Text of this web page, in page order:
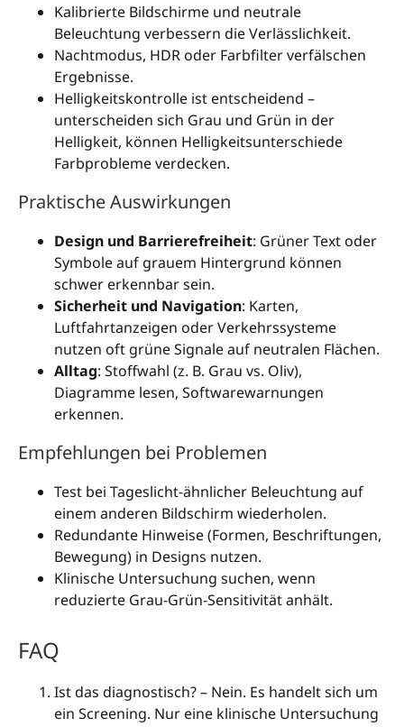
Kalibrierte Bildschirme und neutrale
Beleuchtung verbessern die Verlässlichkeit.
Nachtmodus, HDR oder Farbfilter verfälschen
Ergebnisse.
Helligkeitskontrolle ist entscheidend –
unterscheiden sich Grau und Grün in der
Helligkeit, können Helligkeitsunterschiede
Farbprobleme verdecken.
Praktische Auswirkungen
Design und Barrierefreiheit: Grüner Text oder
Symbole auf grauem Hintergrund können
schwer erkennbar sein.
Sicherheit und Navigation: Karten,
Luftfahrtanzeigen oder Verkehrssysteme
nutzen oft grüne Signale auf neutralen Flächen.
Alltag: Stoffwahl (z. B. Grau vs. Oliv),
Diagramme lesen, Softwarewarnungen
erkennen.
Empfehlungen bei Problemen
Test bei Tageslicht-ähnlicher Beleuchtung auf
einem anderen Bildschirm wiederholen.
Redundante Hinweise (Formen, Beschriftungen,
Bewegung) in Designs nutzen.
Klinische Untersuchung suchen, wenn
reduzierte Grau-Grün-Sensitivität anhält.
FAQ
Ist das diagnostisch? – Nein. Es handelt sich um
ein Screening. Nur eine klinische Untersuchung